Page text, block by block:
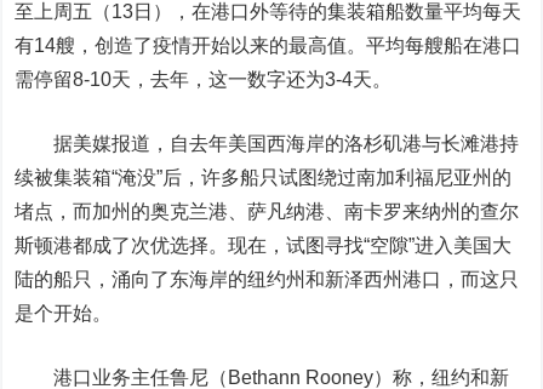
至上周五（13日），在港口外等待的集装箱船数量平均每天
有14艘，创造了疫情开始以来的最高值。平均每艘船在港口
需停留8-10天，去年，这一数字还为3-4天。
据美媒报道，自去年美国西海岸的洛杉矶港与长滩港持
续被集装箱“淹没”后，许多船只试图绕过南加利福尼亚州的
堵点，而加州的奥克兰港、萨凡纳港、南卡罗来纳州的查尔
斯顿港都成了次优选择。现在，试图寻找“空隙”进入美国大
陆的船只，涌向了东海岸的纽约州和新泽西州港口，而这只
是个开始。
港口业务主任鲁尼（Bethann Rooney）称，纽约和新